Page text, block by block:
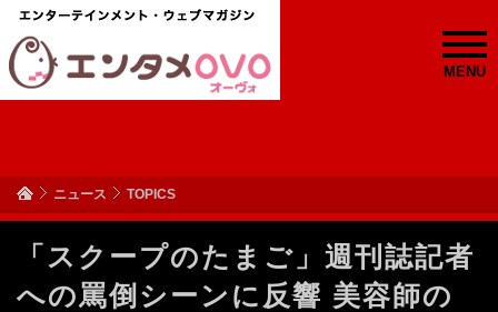
MENU
ニュース TOPICS
「スクープのたまご」週刊誌記者
への罵倒シーンに反響 美容師の